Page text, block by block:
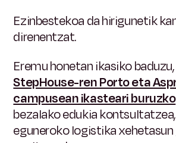
Ezinbestekoa da hirigunetik
direnentzat.
Eremu honetan ikasiko
StepHouse-ren Porto eta
campusean ikasteari buruzko
bezalako edukia
eguneroko logistika